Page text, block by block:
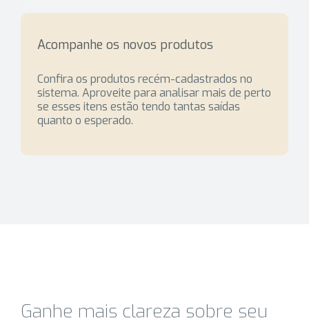
Acompanhe os novos produtos
Confira os produtos recém-cadastrados no
sistema. Aproveite para analisar mais de perto
se esses itens estão tendo tantas saídas
quanto o esperado.
Ganhe mais clareza sobre seu